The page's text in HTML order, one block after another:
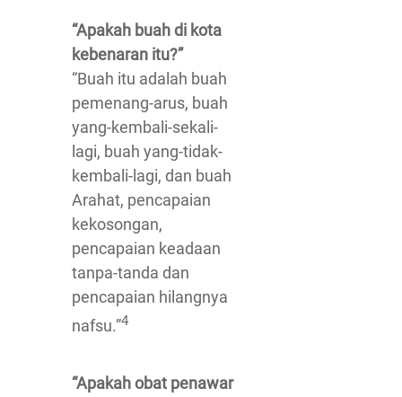
“Apakah buah di kota
kebenaran itu?”
“Buah itu adalah buah
pemenang-arus, buah
yang-kembali-sekali-
lagi, buah yang-tidak-
kembali-lagi, dan buah
Arahat, pencapaian
kekosongan,
pencapaian keadaan
tanpa-tanda dan
pencapaian hilangnya
nafsu.”4
“Apakah obat penawar